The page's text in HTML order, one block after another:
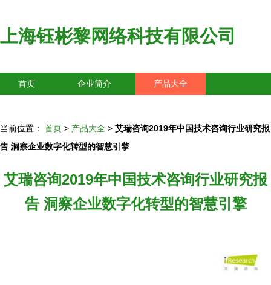
上海钰彬黎网络科技有限公司
首页 企业简介 产品大全
当前位置： 首页 > 产品大全 > 艾瑞咨询2019年中国技术咨询行业研究报
告 洞察企业数字化转型的智慧引擎
艾瑞咨询2019年中国技术咨询行业研究报
告 洞察企业数字化转型的智慧引擎